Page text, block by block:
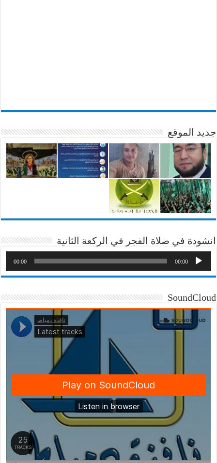
جديد الموقع
انشودة في صلاة الفجر في الركعة الثانية
00:00
00:00
SoundCloud